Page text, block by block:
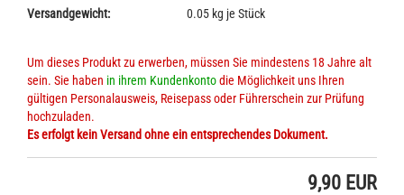
Versandgewicht:
0.05kg je Stück
Um dieses Produkt zu erwerben, müssen Sie mindestens 18 Jahre alt
sein. Sie haben in ihrem Kundenkontodie Möglichkeit uns Ihren
gültigen Personalausweis, Reisepass oder Führerschein zur Prüfung
hochzuladen.
Es erfolgt kein Versand ohne ein entsprechendes Dokument.
9,90 EUR